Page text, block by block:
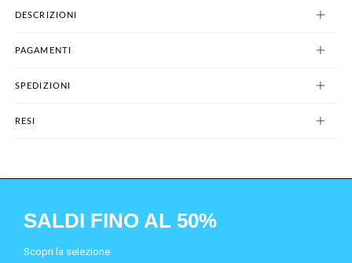
DESCRIZIONI
PAGAMENTI
SPEDIZIONI
RESI
SALDI FINO AL 50%
Scopri la selezione